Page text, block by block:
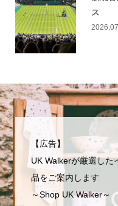
ス
【広告】
UK Walkerが厳選した
品をご案内します
～Shop UK Walker～